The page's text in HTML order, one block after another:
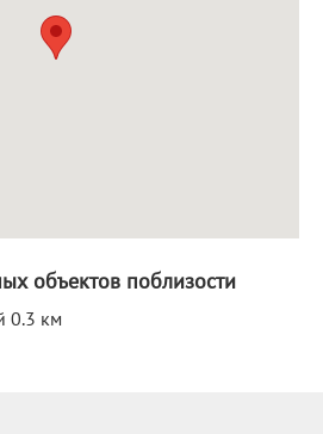
объектов поблизости
0.3 км